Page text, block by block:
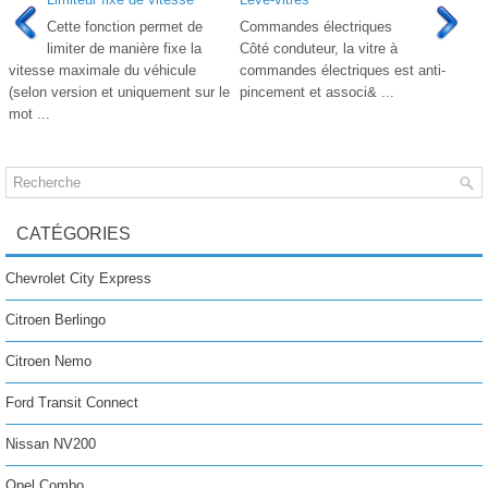
Cette fonction permet de
limiter de manière fixe la
vitesse maximale du véhicule
(selon version et uniquement sur le
mot ...
Commandes électriques
Côté conduteur, la vitre à
commandes électriques est anti-
pincement et associ& ...
CATÉGORIES
Chevrolet City Express
Citroen Berlingo
Citroen Nemo
Ford Transit Connect
Nissan NV200